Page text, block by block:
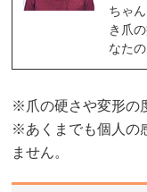
ちゃ
き爪
なた
※爪の硬さや変形の
※あくまでも個人の
ません。